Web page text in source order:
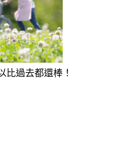
比過去都還棒！